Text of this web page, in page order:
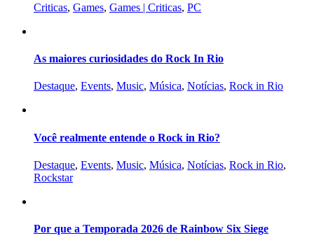
Criticas, Games, Games | Criticas, PC
As maiores curiosidades do Rock In Rio
Destaque, Events, Music, Música, Notícias, Rock in Rio
Você realmente entende o Rock in Rio?
Destaque, Events, Music, Música, Notícias, Rock in Rio,
Rockstar
Por que a Temporada 2026 de Rainbow Six Siege